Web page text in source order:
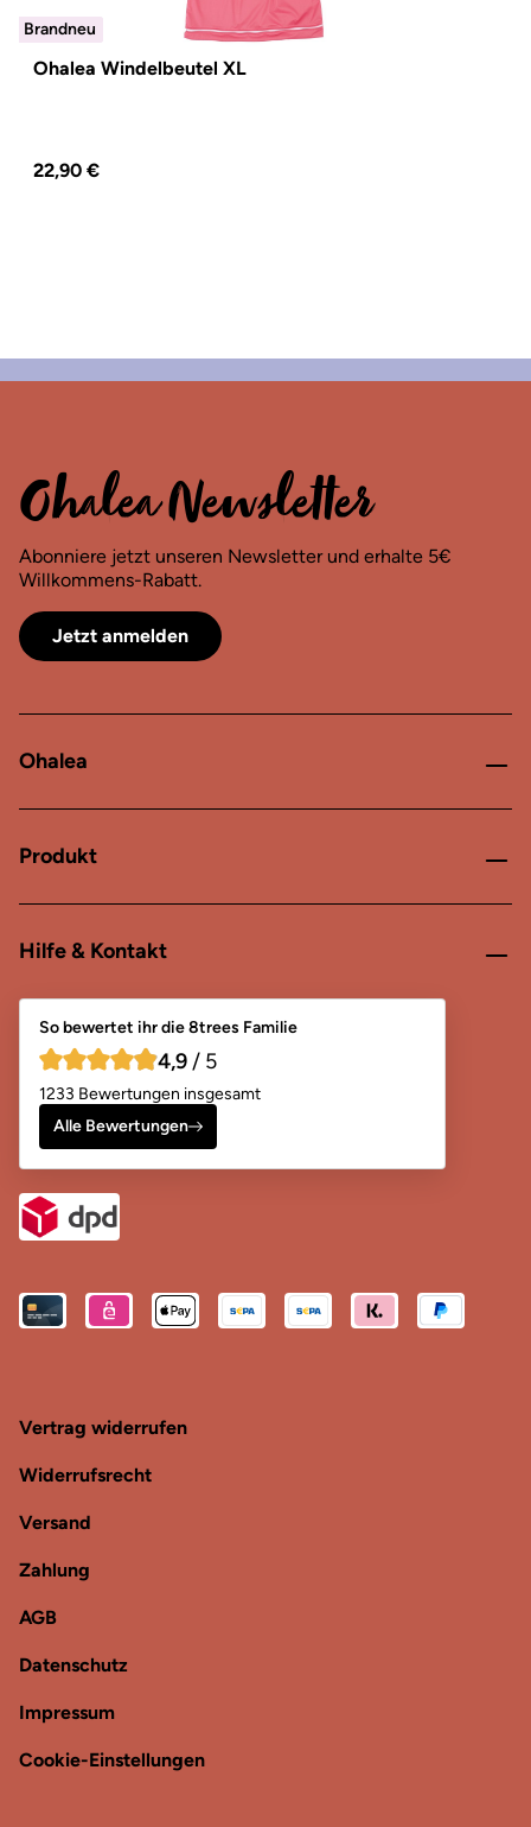
Brandneu
Brandneu
Ohalea Windelbeutel XL
Regulärer Preis:
22,90 €
Ohalea Newsletter
Abonniere jetzt unseren Newsletter und erhalte 5€
Willkommens-Rabatt.
Jetzt anmelden
Ohalea
Produkt
Hilfe & Kontakt
So bewertet ihr die 8trees Familie
4,9 von 5 Sternen
4,9 / 5
1233 Bewertungen insgesamt
Alle Bewertungen
Vertrag widerrufen
Widerrufsrecht
Versand
Zahlung
AGB
Datenschutz
Impressum
Cookie-Einstellungen